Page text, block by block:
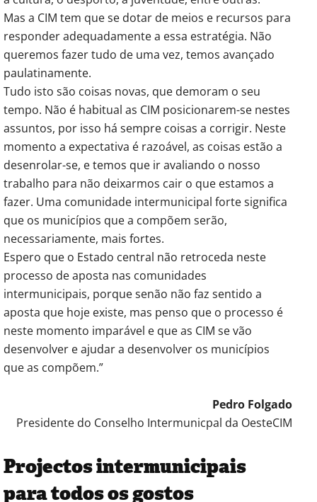
Mas a CIM tem que se dotar de meios e recursos para
responder adequadamente a essa estratégia. Não
queremos fazer tudo de uma vez, temos avançado
paulatinamente.
Tudo isto são coisas novas, que demoram o seu
tempo. Não é habitual as CIM posicionarem-se nestes
assuntos, por isso há sempre coisas a corrigir. Neste
momento a expectativa é razoável, as coisas estão a
desenrolar-se, e temos que ir avaliando o nosso
trabalho para não deixarmos cair o que estamos a
fazer. Uma comunidade intermunicipal forte significa
que os municípios que a compõem serão,
necessariamente, mais fortes.
Espero que o Estado central não retroceda neste
processo de aposta nas comunidades
intermunicipais, porque senão não faz sentido a
aposta que hoje existe, mas penso que o processo é
neste momento imparável e que as CIM se vão
desenvolver e ajudar a desenvolver os municípios
que as compõem.”
Pedro Folgado
Presidente do Conselho Intermunicpal da OesteCIM
Projectos intermunicipais
para todos os gostos